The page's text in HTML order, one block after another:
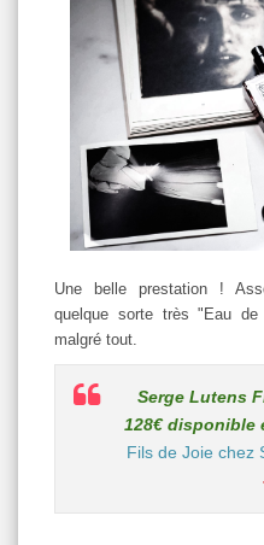
Une belle prestation !
quelque sorte très "Eau
malgré tout.
Serge Lutens
128€ disponible
Fils de Joie chez